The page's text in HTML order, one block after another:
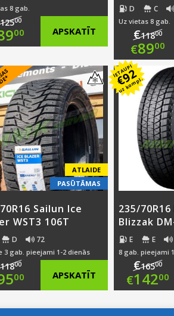
8 gab.
12500
Original
was:
€125.00.
00
price
is:
€89.00.
APSKATĪT
D C
Uz vietas 8 gab.
€11800
€8900
is:
ATLAIDE
PASŪTĀMAS
Sailun Ice
WST3 106T
D 72
3 gab. pieejami 1-2 dienās
11800
Original
00 APSKATĪT
IETAUPI
€92
uz kompl.
235/
Blizzak
E E
8 gab. pieejami
€16500
€14200